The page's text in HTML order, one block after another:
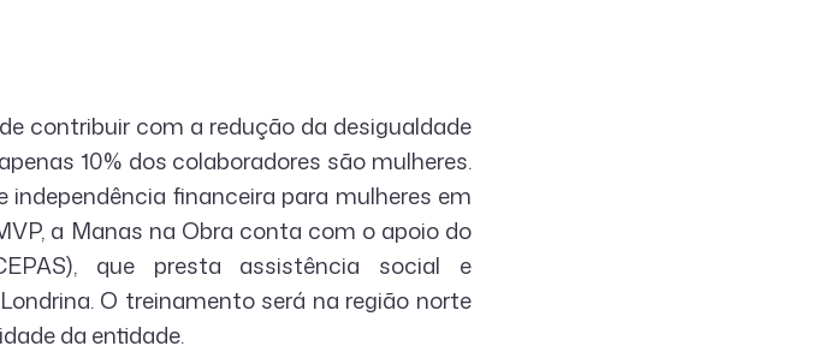
contribuir com a redução da desigualdade
10% dos colaboradores são mulheres.
financeira para mulheres em
a Manas na Obra conta com o apoio do
que presta assistência social e
O treinamento será na região norte
da entidade.